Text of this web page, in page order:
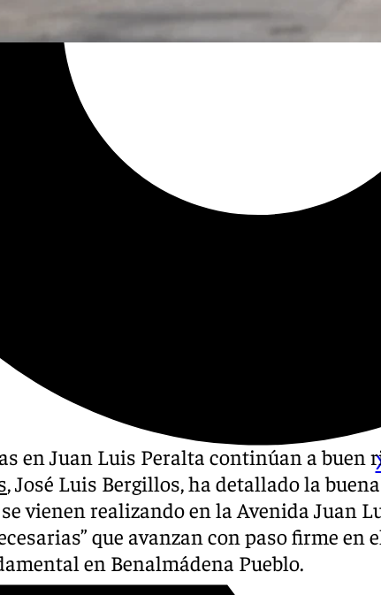
en Juan Luis Peralta continúan a buen
, José Luis Bergillos, ha detallado la
se vienen realizando en la Avenida Juan
que avanzan con paso firme en
en Benalmádena Pueblo.